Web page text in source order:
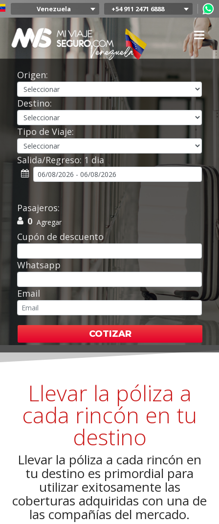
+54 911 2471 6888
Venezuela
Argentina
Colombia
Mexico
Chile
Peru
Origen:
Destino:
Tipo de Viaje:
Salida/Regreso: 1 dia
Pasajeros:
0 Agregar
Cupón de descuento
Whatsapp
Email
COTIZAR
Llevar la póliza a
cada rincón en tu
destino
Llevar la póliza a cada rincón en
tu destino es primordial para
utilizar exitosamente las
coberturas adquiridas con una de
las compañías del mercado.